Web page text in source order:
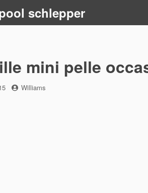
schlepper
mini pelle
by
Williams